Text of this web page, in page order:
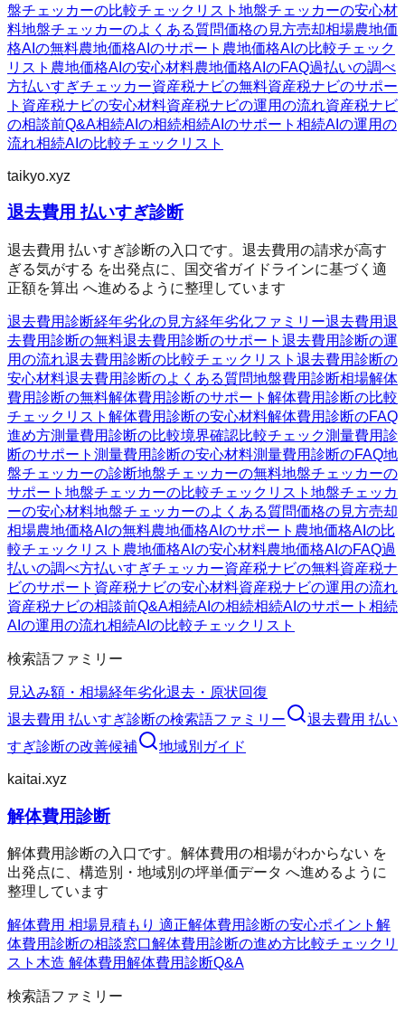
盤チェッカーの比較チェックリスト 地盤チェッカーの安心材
料地盤チェッカーのよくある質問価格の見方売却相場農地価
格AIの無料農地価格AIのサポート 農地価格AIの比較チェック
リスト 農地価格AIの安心材料農地価格AIのFAQ過払いの調べ
方払いすぎチェッカー資産税ナビの無料資産税ナビのサポー
ト 資産税ナビの安心材料資産税ナビの運用の流れ資産税ナビ
の相談前Q&A相続AIの相続相続AIのサポート 相続AIの運用の
流れ相続AIの比較チェックリスト
taikyo.xyz
退去費用 払いすぎ診断
退去費用 払いすぎ診断の入口です。退去費用の請求が高す
ぎる気がする を出発点に、国交省ガイドラインに基づく適
正額を算出 へ進めるように整理しています
退去費用診断経年劣化の見方経年劣化ファミリー退去費用退
去費用診断の無料退去費用診断のサポート 退去費用診断の運
用の流れ退去費用診断の比較チェックリスト 退去費用診断の
安心材料退去費用診断のよくある質問地盤費用診断相場解体
費用診断の無料解体費用診断のサポート 解体費用診断の比較
チェックリスト 解体費用診断の安心材料解体費用診断のFAQ
進め方測量費用診断の比較境界確認比較チェック測量費用診
断のサポート 測量費用診断の安心材料測量費用診断のFAQ地
盤チェッカーの診断地盤チェッカーの無料地盤チェッカーの
サポート 地盤チェッカーの比較チェックリスト 地盤チェッカ
ーの安心材料地盤チェッカーのよくある質問価格の見方売却
相場農地価格AIの無料農地価格AIのサポート 農地価格AIの比
較チェックリスト 農地価格AIの安心材料農地価格AIのFAQ過
払いの調べ方払いすぎチェッカー資産税ナビの無料資産税ナ
ビのサポート 資産税ナビの安心材料資産税ナビの運用の流れ
資産税ナビの相談前Q&A相続AIの相続相続AIのサポート 相続
AIの運用の流れ相続AIの比較チェックリスト
検索語ファミリー
見込み額・相場経年劣化退去・原状回復
退去費用 払いすぎ診断の検索語ファミリー
退去費用 払い
すぎ診断の改善候補 地域別ガイド
kaitai.xyz
解体費用診断
解体費用診断の入口です。解体費用の相場がわからない を
出発点に、構造別・地域別の坪単価データ へ進めるように
整理しています
解体費用 相場見積もり 適正解体費用診断の安心ポイント 解
体費用診断の相談窓口 解体費用診断の進め方比較チェックリ
スト 木造 解体費用解体費用診断Q&A
検索語ファミリー